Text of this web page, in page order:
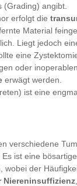
(Grading) angibt.
erfolgt die
Material
Liegt jedoch
eine
oder
erwägt werden.
ist eine
verschiedene
ist eine
der
Niereninsuffizienz